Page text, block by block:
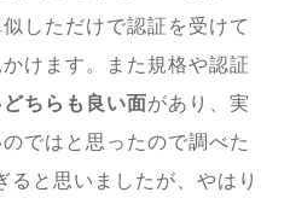
しただけで認証を受けて
けます。また規格や認証
どちらも良い面があり、実
ではと思ったので調べた
ると思いましたが、やはり